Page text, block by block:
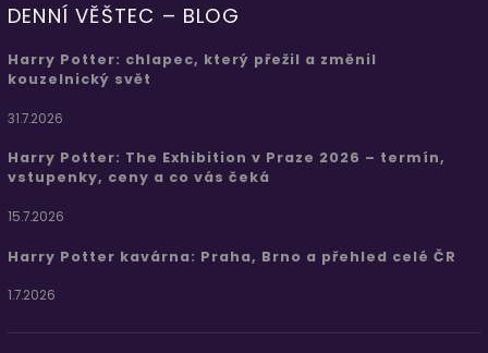
DENNÍ VĚŠTEC – BLOG
Harry Potter: chlapec, který přežil a změnil
kouzelnický svět
31.7.2026
Harry Potter: The Exhibition v Praze 2026 – termín,
vstupenky, ceny a co vás čeká
15.7.2026
Harry Potter kavárna: Praha, Brno a přehled celé ČR
1.7.2026